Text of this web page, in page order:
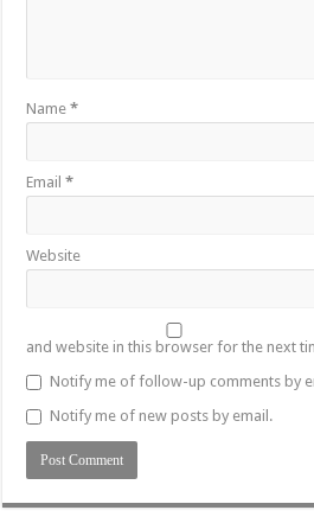
Name*
Email*
Website
and website in this browser for the next
Notify me of follow-up comments by
Notify me of new posts by email.